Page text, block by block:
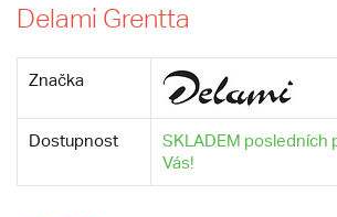
Delami Grentta
Značka
Dostupnost
SKLADEM posledních
Vás!